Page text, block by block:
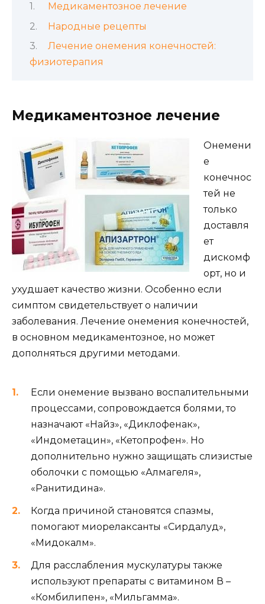
Медикаментозное лечение
Народные рецепты
Лечение онемения конечностей:
физиотерапия
Медикаментозное лечение
Онемени
е
конечнос
тей не
только
доставля
ет
дискомф
орт, но и
ухудшает качество жизни. Особенно если
симптом свидетельствует о наличии
заболевания. Лечение онемения конечностей,
в основном медикаментозное, но может
дополняться другими методами.
Если онемение вызвано воспалительными
процессами, сопровождается болями, то
назначают «Найз», «Диклофенак»,
«Индометацин», «Кетопрофен». Но
дополнительно нужно защищать слизистые
оболочки с помощью «Алмагеля»,
«Ранитидина».
Когда причиной становятся спазмы,
помогают миорелаксанты «Сирдалуд»,
«Мидокалм».
Для расслабления мускулатуры также
используют препараты с витамином В –
«Комбилипен», «Мильгамма».